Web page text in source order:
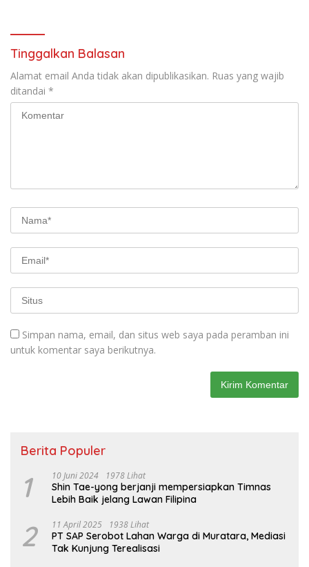
Tinggalkan Balasan
Alamat email Anda tidak akan dipublikasikan. Ruas yang wajib
ditandai *
Simpan nama, email, dan situs web saya pada peramban ini
untuk komentar saya berikutnya.
Berita Populer
1 10 Juni 2024 1978 Lihat
Shin Tae-yong berjanji mempersiapkan Timnas
Lebih Baik jelang Lawan Filipina
2 11 April 2025 1938 Lihat
PT SAP Serobot Lahan Warga di Muratara, Mediasi
Tak Kunjung Terealisasi